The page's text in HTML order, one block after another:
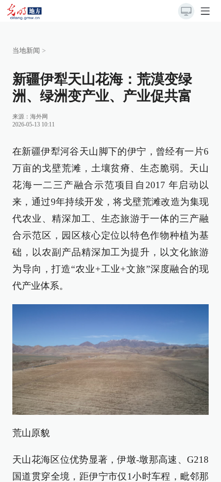
当地新闻 >
新疆伊犁天山花海：荒漠变绿
洲、绿洲变产业、产业促共富
来源：海外网
2026-05-13 10:11
在新疆伊犁河谷天山脚下的伊宁，曾经有一片6
万亩的戈壁荒滩，土壤贫瘠、生态脆弱。天山
花海一二三产融合示范项目自2017 年启动以
来，通过9年持续开发，将戈壁荒滩改造为集现
代农业、精深加工、生态旅游于一体的三产融
合示范区，园区核心定位以特色作物种植为基
础，以农副产品精深加工为提升，以文化旅游
为导向，打造“农业+工业+文旅”深度融合的现
代产业体系。
荒山原貌
天山花海区位优势显著，伊墩-墩那高速、G218
国道贯穿全境，距伊宁市仅1小时车程，毗邻那